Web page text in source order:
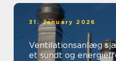
31. January 2026
Ventilationsanlæg sjælland
et sundt og